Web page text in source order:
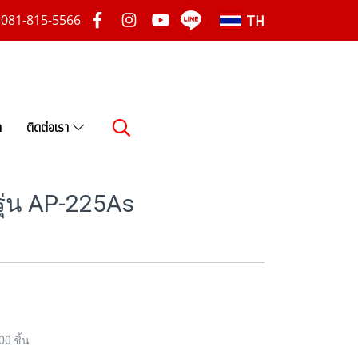
081-815-5566 TH
ติดต่อเรา
AP-225As
ชิ้น